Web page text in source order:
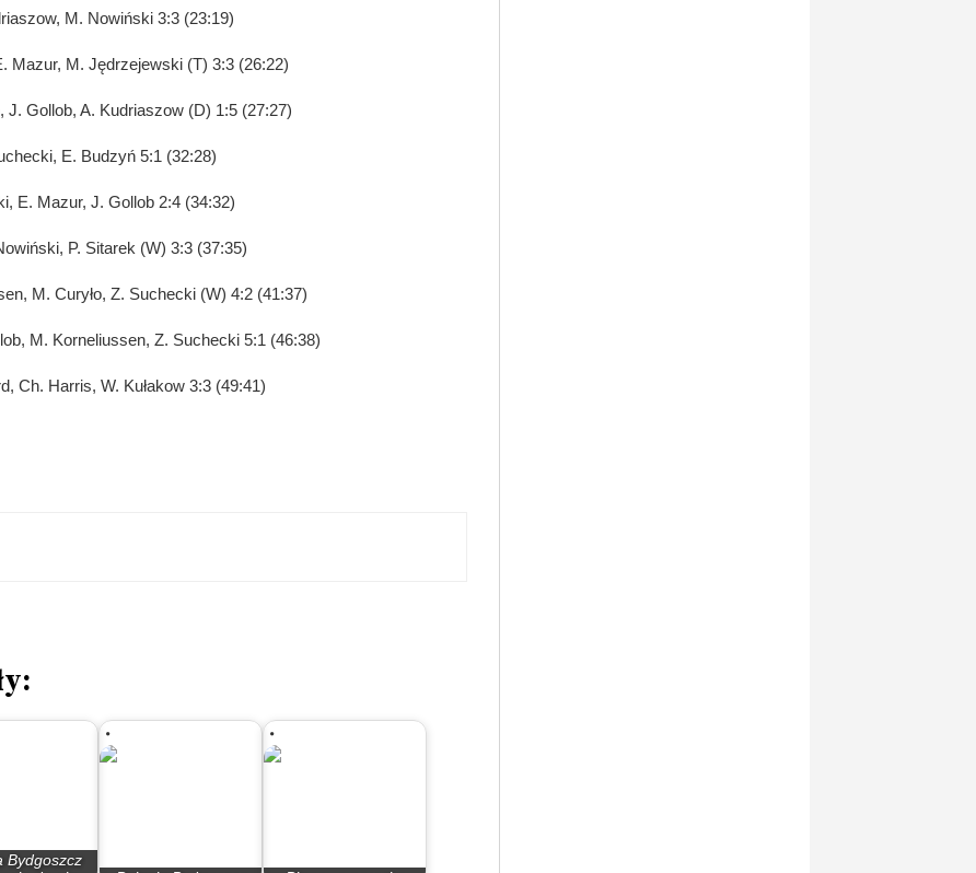
M. Nowiński 3:3 (23:19)
Mazur, M. Jędrzejewski (T) 3:3 (26:22)
J. Gollob, A. Kudriaszow (D) 1:5 (27:27)
E. Budzyń 5:1 (32:28)
E. Mazur, J. Gollob 2:4 (34:32)
P. Sitarek (W) 3:3 (37:35)
M. Curyło, Z. Suchecki (W) 4:2 (41:37)
M. Korneliussen, Z. Suchecki 5:1 (46:38)
Ch. Harris, W. Kułakow 3:3 (49:41)
Bydgoszcz